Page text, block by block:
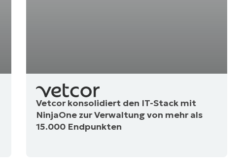
Vetcor konsolidiert den IT-Stack mit
NinjaOne zur Verwaltung von mehr als
15.000 Endpunkten